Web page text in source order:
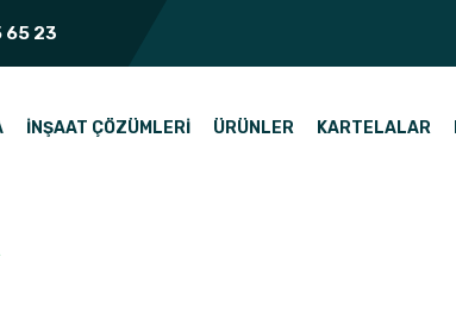
65 23
İNŞAAT ÇÖZÜMLERI ÜRÜNLER KARTELALAR